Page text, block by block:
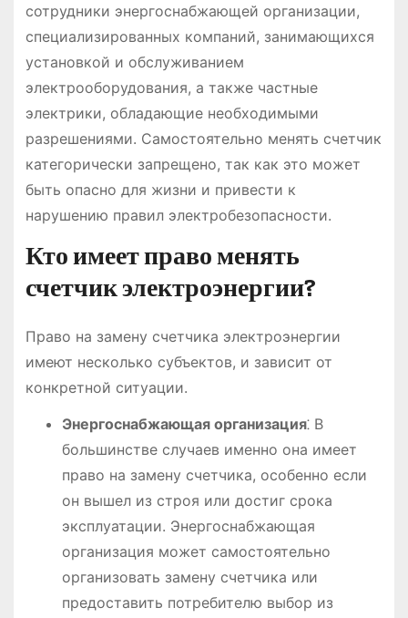
сотрудники энергоснабжающей организации,
специализированных компаний, занимающихся
установкой и обслуживанием
электрооборудования, а также частные
электрики, обладающие необходимыми
разрешениями. Самостоятельно менять счетчик
категорически запрещено, так как это может
быть опасно для жизни и привести к
нарушению правил электробезопасности.
Кто имеет право менять
счетчик электроэнергии?
Право на замену счетчика электроэнергии
имеют несколько субъектов, и зависит от
конкретной ситуации.
Энергоснабжающая организация⁚ В
большинстве случаев именно она имеет
право на замену счетчика, особенно если
он вышел из строя или достиг срока
эксплуатации. Энергоснабжающая
организация может самостоятельно
организовать замену счетчика или
предоставить потребителю выбор из